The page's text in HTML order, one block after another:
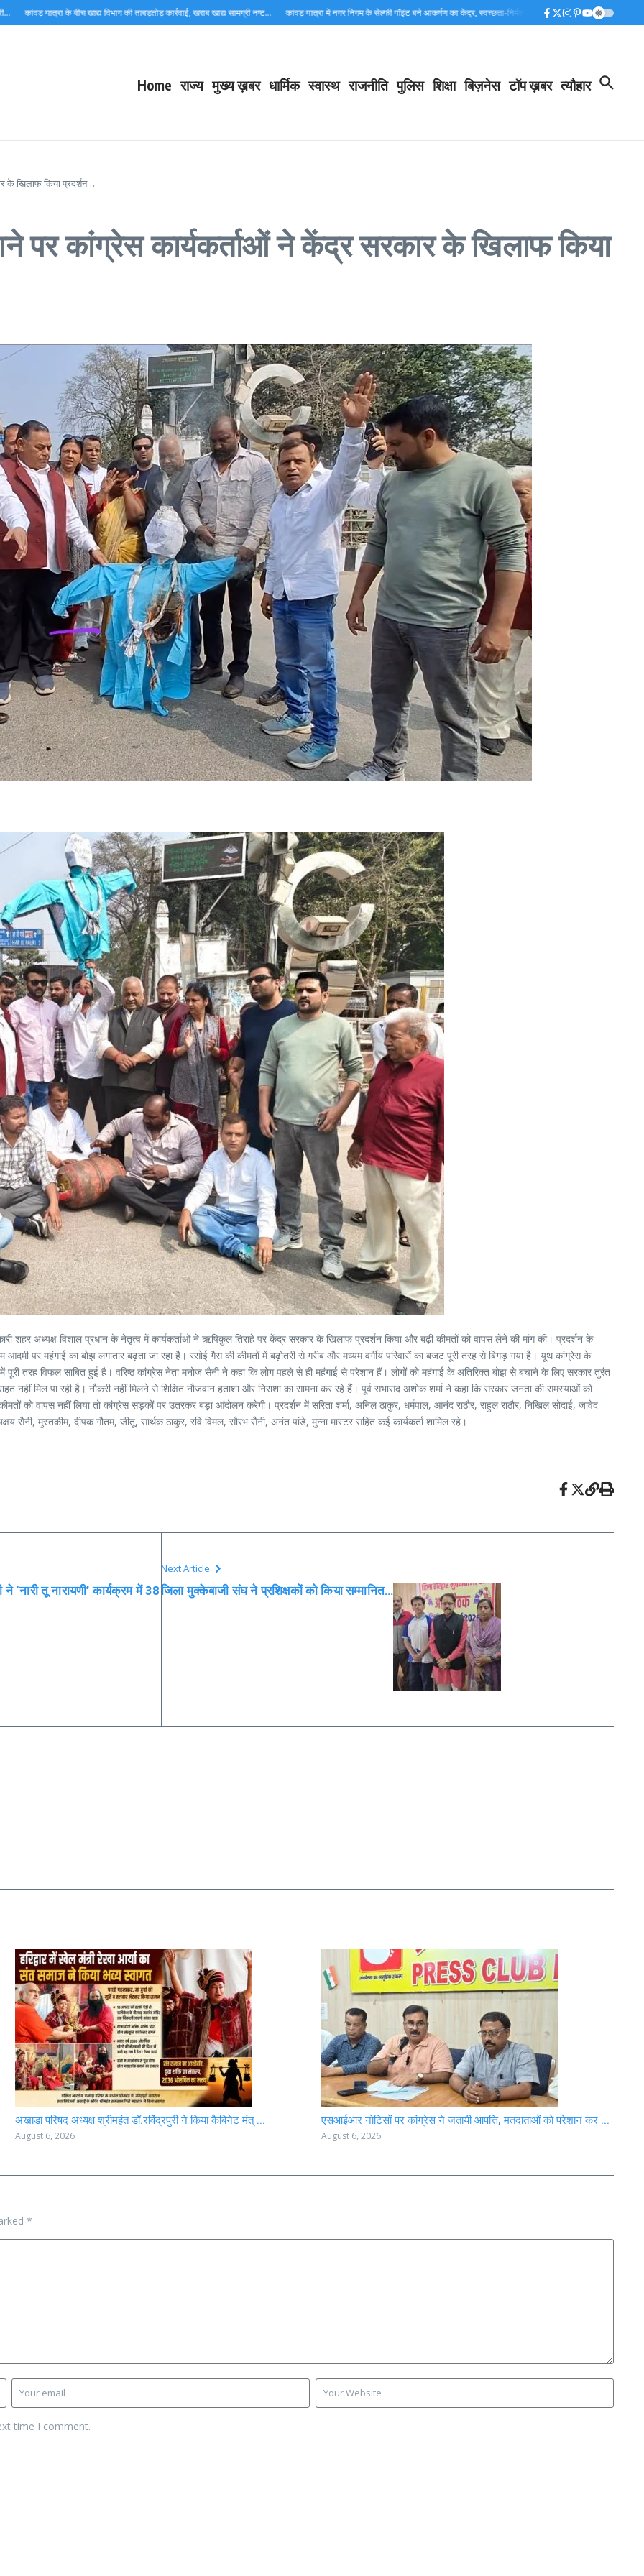
यात्रा के बीच खाद्य विभाग की ताबड़तोड़ कार्रवाई, खराब खाद्य सामग्री नष्ट… कांवड़ यात्रा में नगर निगम के सेल्फी पॉइंट बने आकर्षण का केंद्र, स्वच्छता-निर्मल गंगा का दे रहे संदेश… कांवड़ मेले की सकुशलता
Home राज्य मुख्य ख़बर धार्मिक स्वास्थ राजनीति पुलिस शिक्षा बिज़नेस टॉप ख़बर त्यौहार
के खिलाफ किया प्रदर्शन…
पर कांग्रेस कार्यकर्ताओं ने केंद्र सरकार के खिलाफ किया
शहर अध्यक्ष विशाल प्रधान के नेतृत्व में कार्यकर्ताओं ने ऋषिकुल तिराहे पर केंद्र सरकार के खिलाफ प्रदर्शन किया और बढ़ी कीमतों को वापस लेने की मांग की। प्रदर्शन के
आदमी पर महंगाई का बोझ लगातार बढ़ता जा रहा है। रसोई गैस की कीमतों में बढ़ोतरी से गरीब और मध्यम वर्गीय परिवारों का बजट पूरी तरह से बिगड़ गया है। यूथ कांग्रेस के
पूरी तरह विफल साबित हुई है। वरिष्ठ कांग्रेस नेता मनोज सैनी ने कहा कि लोग पहले से ही महंगाई से परेशान हैं। लोगों को महंगाई के अतिरिक्त बोझ से बचाने के लिए सरकार तुरंत
नहीं मिल पा रही है। नौकरी नहीं मिलने से शिक्षित नौजवान हताशा और निराशा का सामना कर रहे हैं। पूर्व सभासद अशोक शर्मा ने कहा कि सरकार जनता की समस्याओं को
को वापस नहीं लिया तो कांग्रेस सड़कों पर उतरकर बड़ा आंदोलन करेगी। प्रदर्शन में सरिता शर्मा, अनिल ठाकुर, धर्मपाल, आनंद राठौर, राहुल राठौर, निखिल सोदाई, जावेद
सैनी, मुस्तकीम, दीपक गौतम, जीतू, सार्थक ठाकुर, रवि विमल, सौरभ सैनी, अनंत पांडे, मुन्ना मास्टर सहित कई कार्यकर्ता शामिल रहे।
ने ‘नारी तू नारायणी’ कार्यक्रम में 38
Next Article
जिला मुक्केबाजी संघ ने प्रशिक्षकों को किया सम्मानित…
अखाड़ा परिषद अध्यक्ष श्रीमहंत डॉ.रविंद्रपुरी ने किया कैबिनेट मंत् ...
August 6, 2026
एसआईआर नोटिसों पर कांग्रेस ने जतायी आपत्ति, मतदाताओं को परेशान कर ...
August 6, 2026
*
time I comment.